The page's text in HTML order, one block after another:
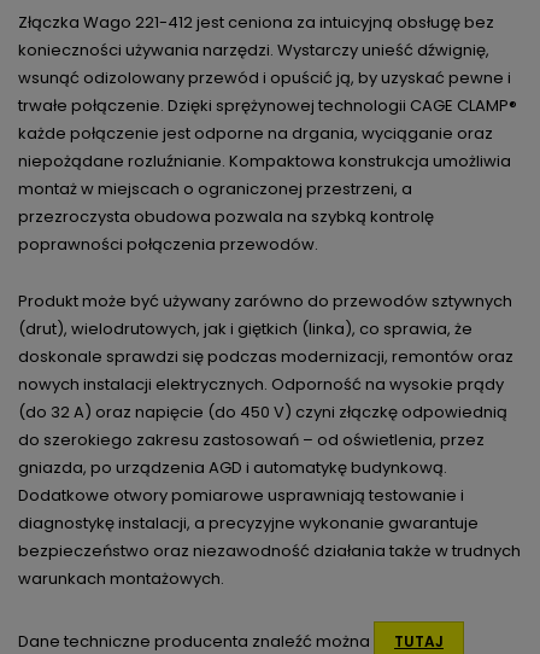
Złączka Wago 221-412 jest ceniona za intuicyjną obsługę bez
konieczności używania narzędzi. Wystarczy unieść dźwignię,
wsunąć odizolowany przewód i opuścić ją, by uzyskać pewne i
trwałe połączenie. Dzięki sprężynowej technologii CAGE CLAMP®
każde połączenie jest odporne na drgania, wyciąganie oraz
niepożądane rozluźnianie. Kompaktowa konstrukcja umożliwia
montaż w miejscach o ograniczonej przestrzeni, a
przezroczysta obudowa pozwala na szybką kontrolę
poprawności połączenia przewodów.
Produkt może być używany zarówno do przewodów sztywnych
(drut), wielodrutowych, jak i giętkich (linka), co sprawia, że
doskonale sprawdzi się podczas modernizacji, remontów oraz
nowych instalacji elektrycznych. Odporność na wysokie prądy
(do 32 A) oraz napięcie (do 450 V) czyni złączkę odpowiednią
do szerokiego zakresu zastosowań – od oświetlenia, przez
gniazda, po urządzenia AGD i automatykę budynkową.
Dodatkowe otwory pomiarowe usprawniają testowanie i
diagnostykę instalacji, a precyzyjne wykonanie gwarantuje
bezpieczeństwo oraz niezawodność działania także w trudnych
warunkach montażowych.
Dane techniczne producenta znaleźć można TUTAJ